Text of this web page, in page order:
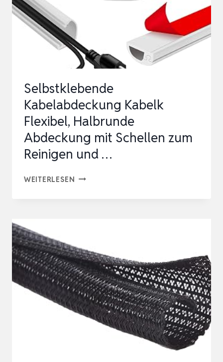
Selbstklebende
Kabelabdeckung Kabelk
Flexibel, Halbrunde
Abdeckung mit Schellen zum
Reinigen und …
WEITERLESEN SELBSTKLEBENDE
ABDECKUNG
MIT
SCHELLEN
ZUM
REINIGEN